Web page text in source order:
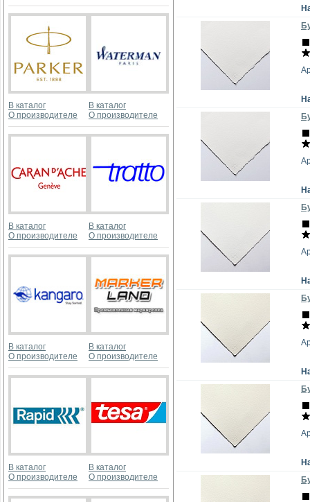
В каталог
О производителе
В каталог
О производителе
В каталог
О производителе
В каталог
О производителе
В каталог
О производителе
В каталог
О производителе
В каталог
О производителе
В каталог
О производителе